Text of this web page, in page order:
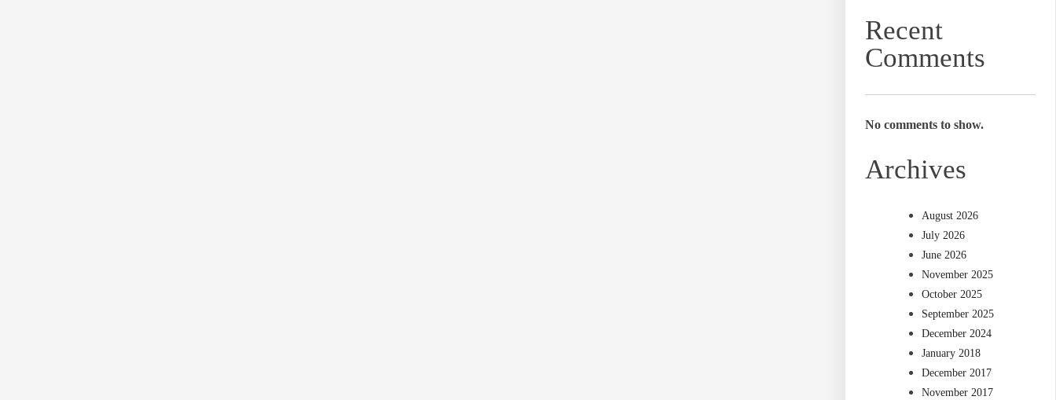
Recent
Comments
No comments to show.
Archives
August 2026
July 2026
June 2026
November 2025
October 2025
September 2025
December 2024
January 2018
December 2017
November 2017